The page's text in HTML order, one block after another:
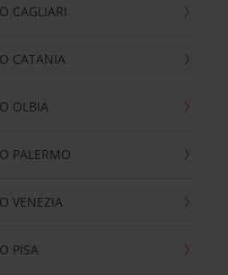
CAGLIARI
CATANIA
OLBIA
PALERMO
VENEZIA
PISA